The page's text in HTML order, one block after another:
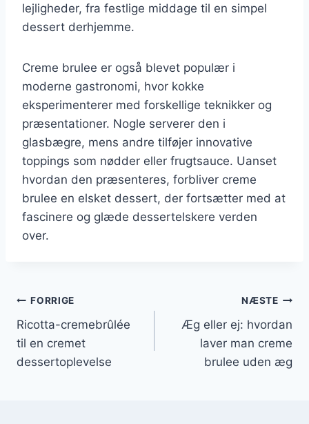
lejligheder, fra festlige middage til en simpel
dessert derhjemme.
Creme brulee er også blevet populær i
moderne gastronomi, hvor kokke
eksperimenterer med forskellige teknikker og
præsentationer. Nogle serverer den i
glasbægre, mens andre tilføjer innovative
toppings som nødder eller frugtsauce. Uanset
hvordan den præsenteres, forbliver creme
brulee en elsket dessert, der fortsætter med at
fascinere og glæde dessertelskere verden
over.
Indlægsnavigation
FORRIGE
Ricotta-cremebrûlée
til en cremet
dessertoplevelse
NÆSTE
Æg eller ej: hvordan
laver man creme
brulee uden æg